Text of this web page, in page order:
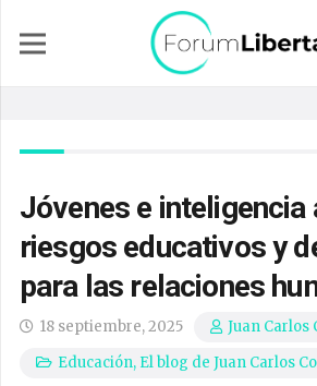
Jóvenes e
riesgos educativos y
para las relaciones
18 septiembre, 2025
Juan Carlos
Educación, El blog de Juan Carlos